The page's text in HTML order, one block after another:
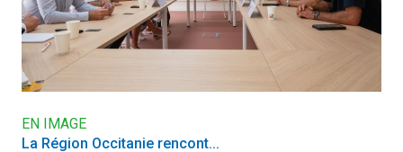
EN IMAGE
La Région Occitanie rencont...